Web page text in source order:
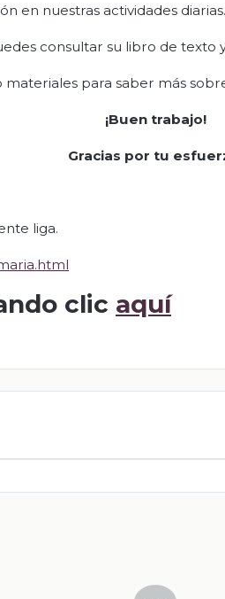
en nuestras actividades diarias.
consultar su libro de texto
para saber más
¡Buen trabajo!
Gracias por tu
liga.
clic aquí